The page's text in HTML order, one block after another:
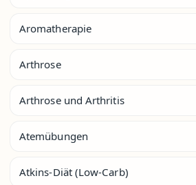
Aromatherapie
Arthrose
Arthrose und Arthritis
Atemübungen
Atkins-Diät (Low-Carb)